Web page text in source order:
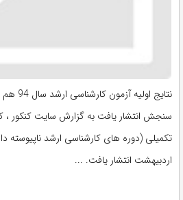
نتایج
سنجش انتشار یافت به گزارش سایت کنکور ،
اردبیهشت انتشار یافت. ...